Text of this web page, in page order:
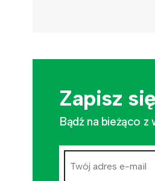
Zapisz
Bądź na bieżąco